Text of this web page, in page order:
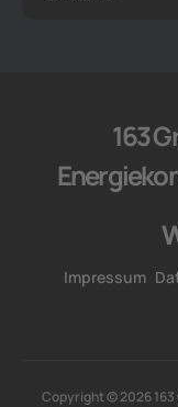
163
Impressum
Copyright © 2026 163